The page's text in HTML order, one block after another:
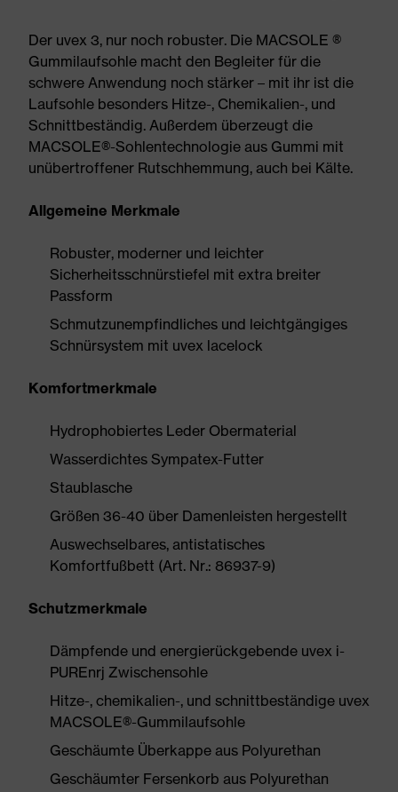
Der uvex 3, nur noch robuster. Die MACSOLE ®
Gummilaufsohle macht den Begleiter für die
schwere Anwendung noch stärker – mit ihr ist die
Laufsohle besonders Hitze-, Chemikalien-, und
Schnittbeständig. Außerdem überzeugt die
MACSOLE®-Sohlentechnologie aus Gummi mit
unübertroffener Rutschhemmung, auch bei Kälte.
Allgemeine Merkmale
Robuster, moderner und leichter
Sicherheitsschnürstiefel mit extra breiter
Passform
Schmutzunempfindliches und leichtgängiges
Schnürsystem mit uvex lacelock
Komfortmerkmale
Hydrophobiertes Leder Obermaterial
Wasserdichtes Sympatex-Futter
Staublasche
Größen 36-40 über Damenleisten hergestellt
Auswechselbares, antistatisches
Komfortfußbett (Art. Nr.: 86937-9)
Schutzmerkmale
Dämpfende und energierückgebende uvex i-
PUREnrj Zwischensohle
Hitze-, chemikalien-, und schnittbeständige uvex
MACSOLE®-Gummilaufsohle
Geschäumte Überkappe aus Polyurethan
Geschäumter Fersenkorb aus Polyurethan